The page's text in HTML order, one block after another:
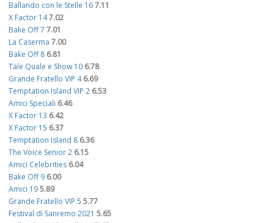
Ballando con le Stelle 167.11
X Factor 147.02
Bake Off 7 7.01
La Caserma 7.00
Bake Off 8 6.81
Tale Quale e Show 10 6.78
Grande Fratello VIP 4 6.69
Temptation Island VIP 2 6.53
Amici Speciali 6.46
X Factor 13 6.42
X Factor 15 6.37
Temptation Island 8 6.36
The Voice Senior 2 6.15
Amici Celebrities 6.04
Bake Off 9 6.00
Amici 195.89
Grande Fratello VIP 5 5.77
Festival di Sanremo 2021 5.65